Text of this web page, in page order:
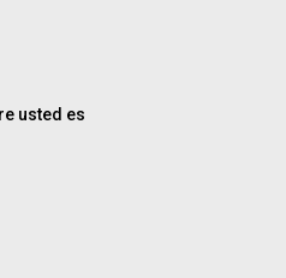
usted es